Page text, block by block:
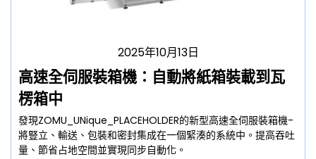
2025年10月13日
高速全伺服裝箱機：自動將紙箱裝載到瓦
楞箱中
發現ZOMU_UNique_PLACEHOLDER的新型高速全伺服裝箱機-
將豎立、輸送、包裝和密封集成在一個緊湊的系統中。提高吞吐
量、節省占地空間並實現同步自動化。